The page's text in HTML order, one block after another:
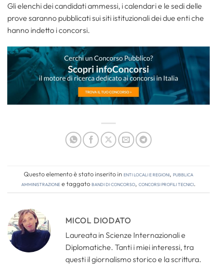
Gli elenchi dei candidati ammessi, i calendari e le sedi delle
prove saranno pubblicati sui siti istituzionali dei due enti che
hanno indetto i concorsi.
Questo elemento è stato inserito inEnti locali e regioni, Pubblica
amministrazionee taggatobandi di concorso, concorsi profili tecnici.
MICOL DIODATO
Laureata in Scienze Internazionali e
Diplomatiche. Tanti i miei interessi, tra
questi il giornalismo storico e la scrittura.